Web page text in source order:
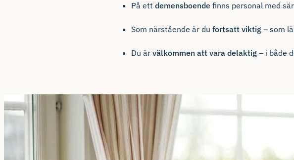
På ett demensboende finns personal med
Som närstående är du fortsatt viktig – som
Du är välkommen att vara delaktig – i både